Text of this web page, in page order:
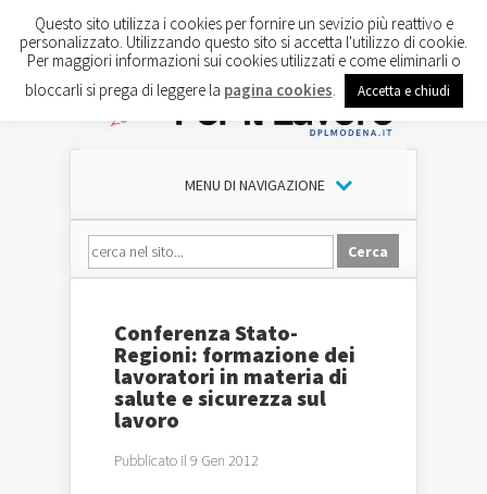
MENU DI NAVIGAZIONE
Conferenza Stato-
Regioni: formazione dei
lavoratori in materia di
salute e sicurezza sul
lavoro
Pubblicato il 9 Gen 2012
Questo sito utilizza i cookies per fornire un sevizio più reattivo e
personalizzato. Utilizzando questo sito si accetta l'utilizzo di cookie.
Per maggiori informazioni sui cookies utilizzati e come eliminarli o
bloccarli si prega di leggere la pagina cookies Accetta e chiudi